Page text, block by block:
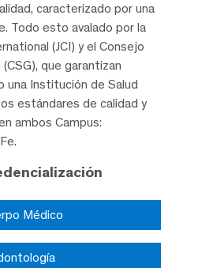
caracterizado por una
Todo esto avalado por la
(JCI) y el Consejo
que garantizan
Institución de Salud
estándares de calidad y
ambos Campus:
Médico